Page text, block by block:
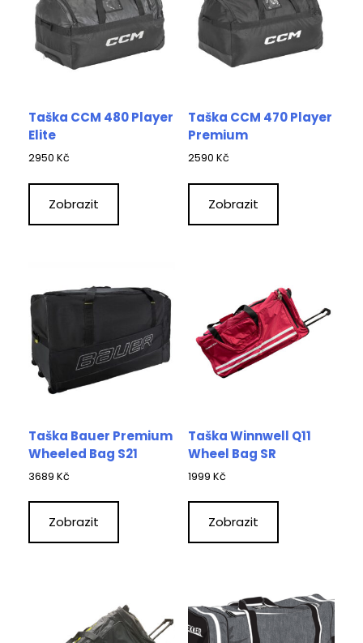
Taška CCM 480 Player
Elite
2950 Kč
Zobrazit
Taška CCM 470 Player
Premium
2590 Kč
Zobrazit
Taška Bauer Premium
Wheeled Bag S21
3689 Kč
Zobrazit
Taška Winnwell Q11
Wheel Bag SR
1999 Kč
Zobrazit